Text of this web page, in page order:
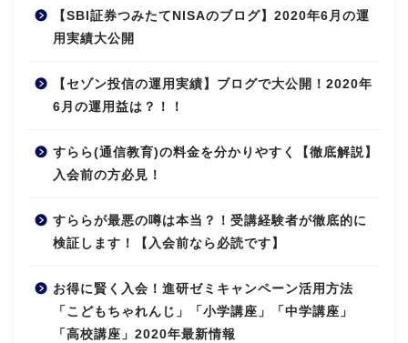
【SBI証券つみたてNISAのブログ】2020年6月の運
用実績大公開
【セゾン投信の運用実績】ブログで大公開！2020年
6月の運用益は？！！
すらら(通信教育)の料金を分かりやすく【徹底解説】
入会前の方必見！
すららが最悪の噂は本当？！受講経験者が徹底的に
検証します！【入会前なら必読です】
お得に賢く入会！進研ゼミキャンペーン活用方法
「こどもちゃれんじ」「小学講座」「中学講座」
「高校講座」2020年最新情報